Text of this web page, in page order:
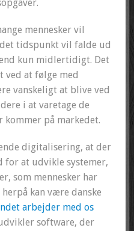
mennesker vil
tidspunkt vil falde ud
kun midlertidigt. Det
ved at følge med
vanskeligt at blive ved
i at varetage de
kommer på markedet.
digitalisering, at der
for at udvikle systemer,
som mennesker har
kan være danske
arbejder med os
software, der